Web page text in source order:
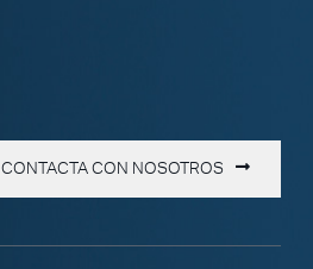
CONTACTA CON NOSOTROS